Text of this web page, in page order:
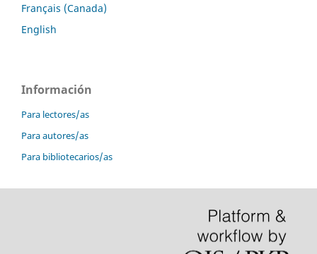
Français (Canada)
English
Información
Para lectores/as
Para autores/as
Para bibliotecarios/as